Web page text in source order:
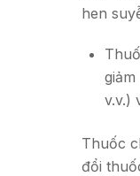
hen
v.v.)
Thuốc
đổi